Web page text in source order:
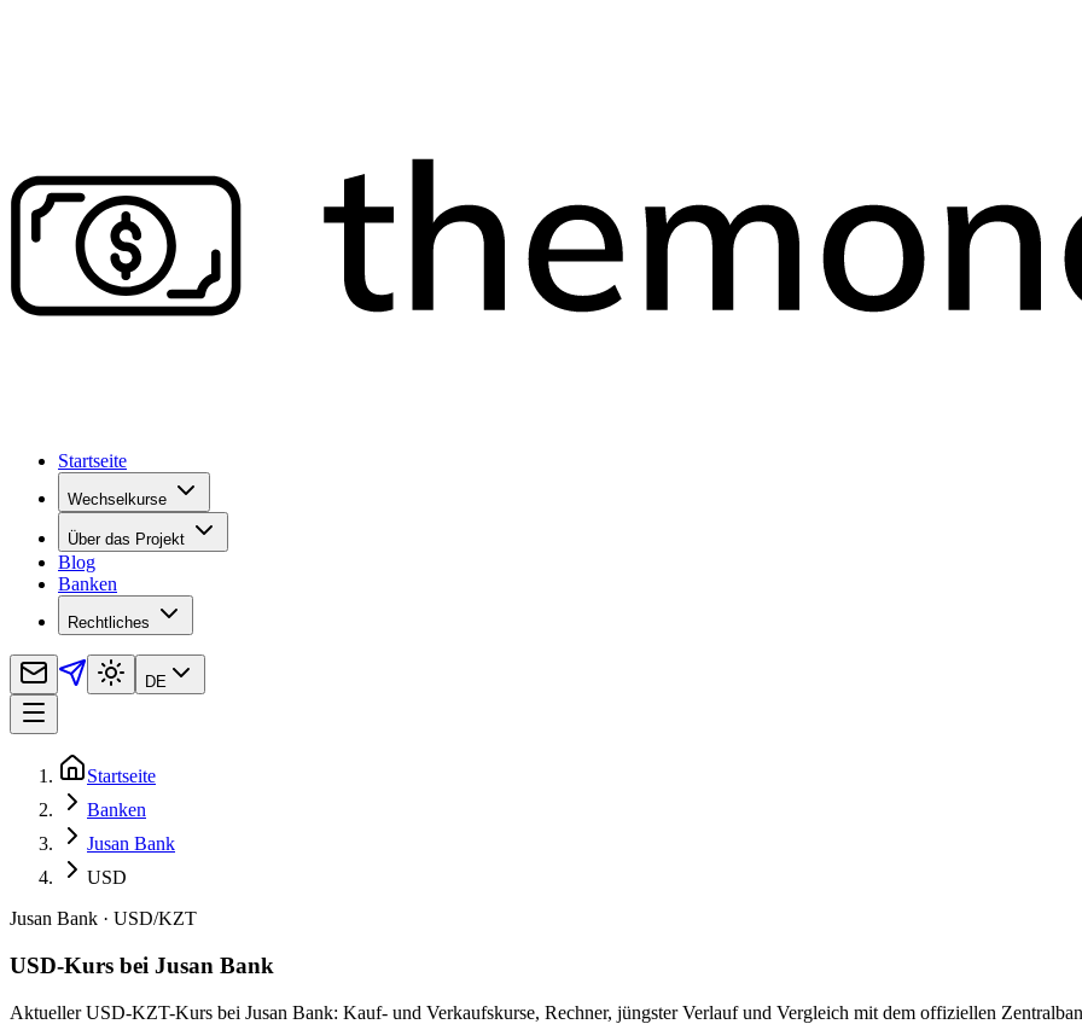
Startseite
Wechselkurse
Über das Projekt
Blog
Banken
Rechtliches
DE
Startseite
Banken
Jusan Bank
USD
Jusan Bank · USD/KZT
USD-Kurs bei Jusan Bank
Aktueller USD-KZT-Kurs bei Jusan Bank: Kauf- und Verkaufskurse, Rechner, jüngster Verlauf und Vergleich mit dem offiziellen